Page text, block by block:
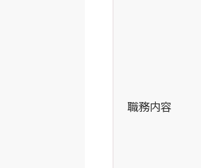
職務内容